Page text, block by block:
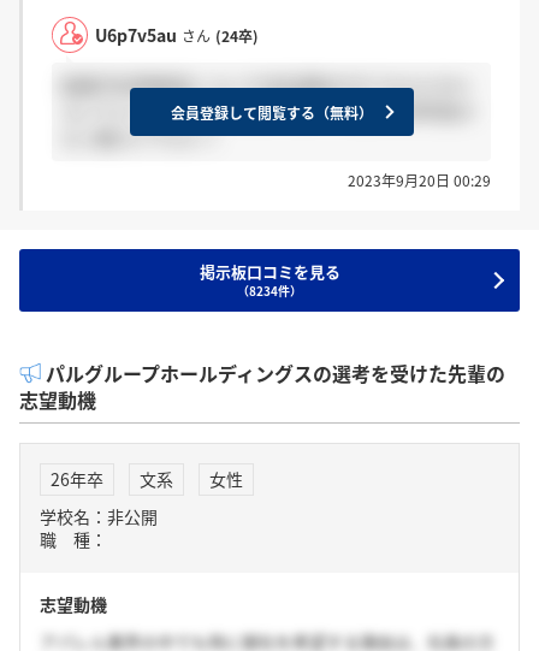
U6p7v5au さん (24卒)
配属予定事業部について内定通知がきてからどのく
らいでメールがきましたか？第一、第二で参考受け
た人教えて下さい！
会員登録して閲覧する（無料）
2023年9月20日 00:29
掲示板口コミを見る
（8234件）
パルグループホールディングスの選考を受けた先輩の
志望動機
26年卒 文系
女性
学校名：非公開
職 種：
志望動機
アパレル業界の中でも特に御社を希望する理由は、社員の方